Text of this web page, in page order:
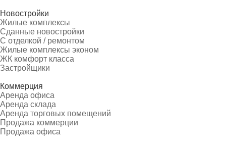
Новостройки
Жилые комплексы
Сданные новостройки
С отделкой / ремонтом
Жилые комплексы эконом
ЖК комфорт класса
Застройщики
Коммерция
Аренда офиса
Аренда склада
Аренда торговых помещений
Продажа коммерции
Продажа офиса